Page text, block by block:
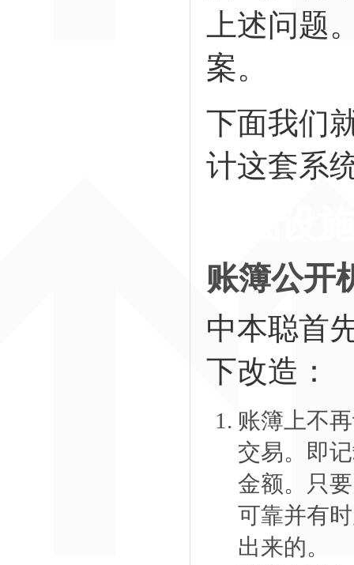
上述问题
案。
下面我们
计这套系
账簿公开
中本聪首
下改造：
账簿上不
交易。即
金额。只
可靠并有
出来的。